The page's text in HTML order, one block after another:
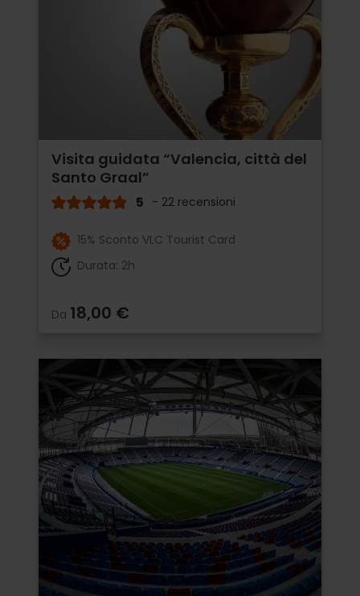
Visita guidata “Valencia, città del
Santo Graal”
5 - 22 recensioni
15% Sconto VLC Tourist Card
Durata: 2h
Da 18,00 €